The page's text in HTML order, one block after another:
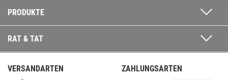
PRODUKTE
RAT & TAT
VERSANDARTEN ZAHLUNGSARTEN